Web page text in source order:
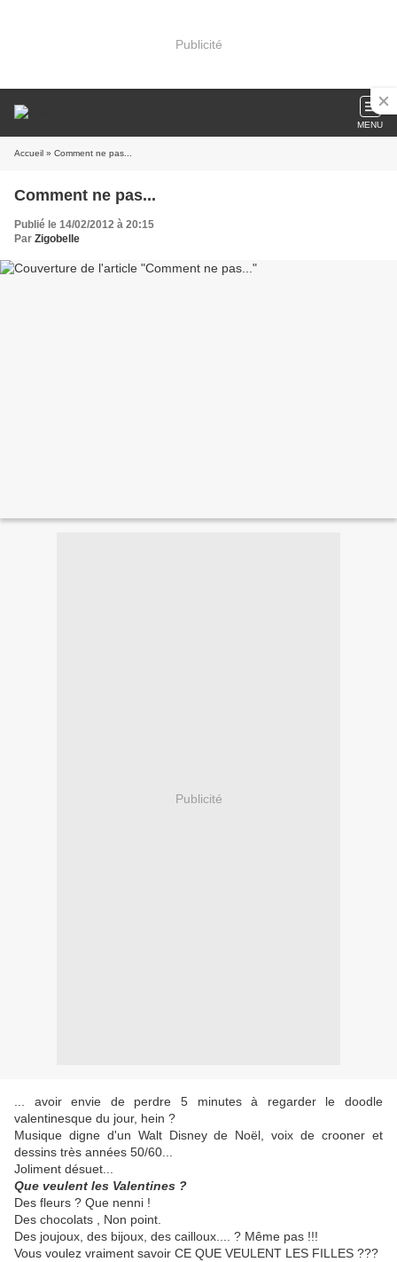
Publicité
MENU
Accueil » Comment ne pas...
Comment ne pas...
Publié le 14/02/2012 à 20:15
Par Zigobelle
Publicité
... avoir envie de perdre 5 minutes à regarder le doodle
valentinesque du jour, hein ?
Musique digne d'un Walt Disney de Noël, voix de crooner et
dessins très années 50/60...
Joliment désuet...
Que veulent les Valentines ?
Des fleurs ? Que nenni !
Des chocolats , Non point.
Des joujoux, des bijoux, des cailloux.... ? Même pas !!!
Vous voulez vraiment savoir CE QUE VEULENT LES FILLES ???